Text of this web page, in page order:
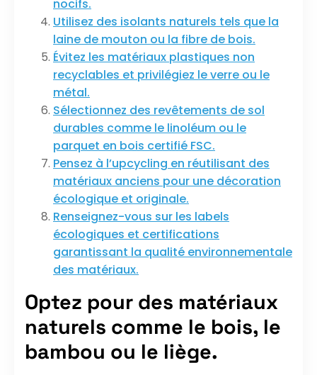
nocifs.
Utilisez des isolants naturels tels que la
laine de mouton ou la fibre de bois.
Évitez les matériaux plastiques non
recyclables et privilégiez le verre ou le
métal.
Sélectionnez des revêtements de sol
durables comme le linoléum ou le
parquet en bois certifié FSC.
Pensez à l’upcycling en réutilisant des
matériaux anciens pour une décoration
écologique et originale.
Renseignez-vous sur les labels
écologiques et certifications
garantissant la qualité environnementale
des matériaux.
Optez pour des matériaux
naturels comme le bois, le
bambou ou le liège.